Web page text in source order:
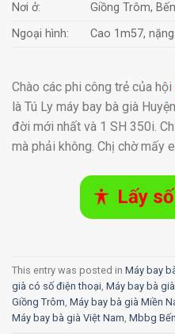
Nơi ở:
Giồng Trôm,
Ngoại hình:
Cao 1m57,
Chào các phi công trẻ của hội
là Tú Ly máy bay bà già
đời mới nhất và 1 SH 350i.
mà phải không. Chị chờ mấy
Lấy
This entry was posted in Máy bay
già có số điện thoại Máy bay bà
Giồng Trôm Máy bay bà già Miền
Máy bay bà già Việt Nam Mbbg